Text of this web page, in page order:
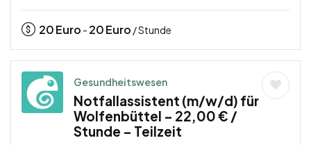
20Euro - 20Euro / Stunde
Gesundheitswesen
Notfallassistent (m/w/d) für
Wolfenbüttel – 22,00 € /
Stunde – Teilzeit